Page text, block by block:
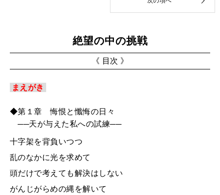
絶望の中の挑戦
《 目次 》
まえがき
◆第１章 悔恨と懺悔の日々
──天が与えた私への試練──
十字架を背負いつつ
乱のなかに光を求めて
頭だけで考えても解決はしない
がんじがらめの縄を解いて